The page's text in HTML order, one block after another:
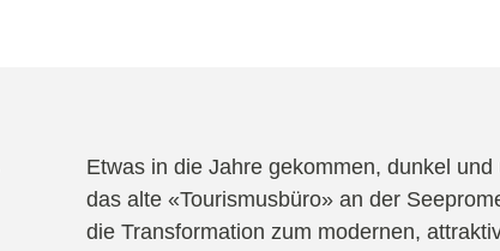
Etwas in die Jahre gekommen, dunkel
das alte «Tourismusbüro» an der
die Transformation zum modernen,